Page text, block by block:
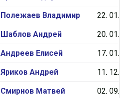
Полежаев Владимир 22. 01.
Шаблов Андрей 20. 01.
Андреев Елисей 17. 01.
Яриков Андрей 11. 12.
Смирнов Матвей 02. 09.